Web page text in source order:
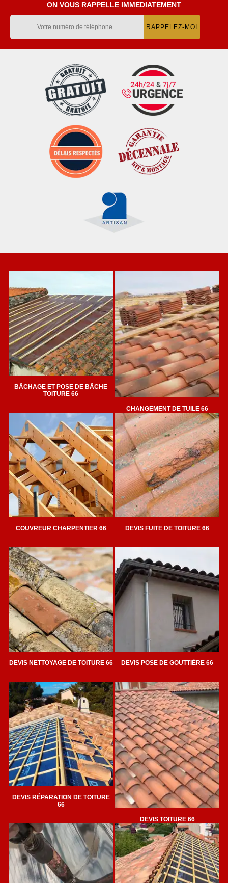
ON VOUS RAPPELLE IMMEDIATEMENT
BÂCHAGE ET POSE DE BÂCHE
TOITURE 66
CHANGEMENT DE TUILE 66
COUVREUR CHARPENTIER 66 DEVIS FUITE DE TOITURE 66
DEVIS NETTOYAGE DE TOITURE 66 DEVIS POSE DE GOUTTIÈRE 66
DEVIS RÉPARATION DE TOITURE
66
DEVIS TOITURE 66